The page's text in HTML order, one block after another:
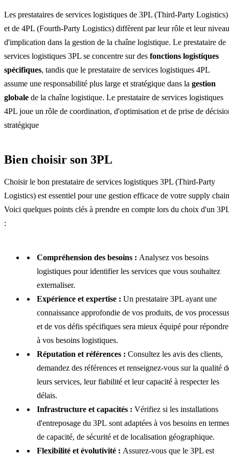
Les prestataires de services logistiques de 3PL (Third-Party Logistics)
et de 4PL (Fourth-Party Logistics) diffèrent par leur rôle et leur niveau
d'implication dans la gestion de la chaîne logistique. Le prestataire de
services logistiques 3PL se concentre sur des fonctions logistiques
spécifiques, tandis que le prestataire de services logistiques 4PL
assume une responsabilité plus large et stratégique dans la gestion
globale de la chaîne logistique. Le prestataire de services logistiques
4PL joue un rôle de coordination, d'optimisation et de prise de
stratégique
Bien choisir son 3PL
Choisir le bon prestataire de services logistiques 3PL (Third-Party
Logistics) est essentiel pour une gestion efficace de votre supply
Voici quelques points clés à prendre en compte lors du choix d'un
:
Compréhension des besoins : Analysez vos besoins
logistiques pour identifier les services que vous souhaitez
externaliser.
Expérience et expertise : Un prestataire 3PL ayant une
connaissance approfondie de vos produits, de vos processus
et de vos défis spécifiques sera mieux équipé pour répondre
à vos besoins logistiques.
Réputation et références : Consultez les avis des clients,
demandez des références et renseignez-vous sur la qualité
leurs services, leur fiabilité et leur capacité à respecter les
délais.
Infrastructure et capacités : Vérifiez si les installations
d'entreposage du 3PL sont adaptées à vos besoins en termes
de capacité, de sécurité et de localisation géographique.
Flexibilité et évolutivité : Assurez-vous que le 3PL est